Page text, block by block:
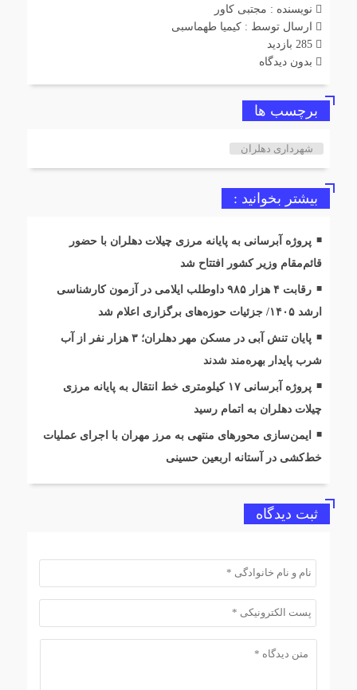
نویسنده : مجتبی کاور
ارسال توسط : کیمیا طهماسبی
بدون دیدگاه
برچسب ها
شهرداری دهلران
بیشتر بخوانید :
پروژه آبرسانی به پایانه مرزی چیلات دهلران با حضور
قائم‌مقام وزیر کشور افتتاح شد
رقابت ۴ هزار ۹۸۵ داوطلب ایلامی در آزمون کارشناسی
ارشد ۱۴۰۵/ جزئیات حوزه‌های برگزاری اعلام شد
پایان تنش آبی در مسکن مهر دهلران؛ ۳ هزار نفر از آب
شرب پایدار بهره‌مند شدند
پروژه آبرسانی ۱۷ کیلومتری خط انتقال به پایانه مرزی
چیلات دهلران به اتمام رسید
ایمن‌سازی محورهای منتهی به مرز مهران با اجرای عملیات
خط‌کشی در آستانه اربعین حسینی
ثبت دیدگاه